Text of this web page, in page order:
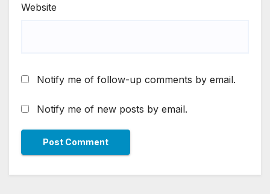
Website
Notify me of follow-up comments by email.
Notify me of new posts by email.